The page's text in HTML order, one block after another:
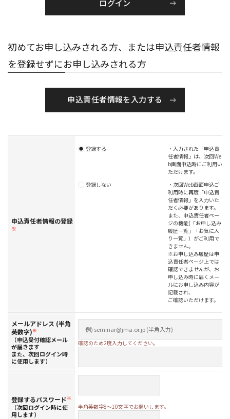
初めてお申し込みされる方、または申込責任者情報
を登録せずにお申し込みされる方
申込責任者情報を入力する
申込責任者情報の登録
※
登録する
・入力された「申込責
任者情報」は、次回We
b画面申込時にご利用い
ただけます。
登録しない
・次回Web画面申込ご
利用時に再度「申込責
任者情報」を入力いた
だく必要があります。
また、申込責任者ペー
ジの機能(「お申し込み
履歴一覧」「お気に入
り一覧」）がご利用で
きません。
※お申し込み履歴は申
込責任者ページ上では
確認できませんが、お
申し込み時に届くメー
ルにお申し込み内容が
記載され、
ご確認いただけます。
メールアドレス (半角
英数字)※
（申込受付確認メール
が届きます
また、次回ログイン時
に使用します）
確認のため2度入力してください。
登録するパスワード※
（次回ログイン時に使
用します）
半角英数字8～10文字でお願いします。